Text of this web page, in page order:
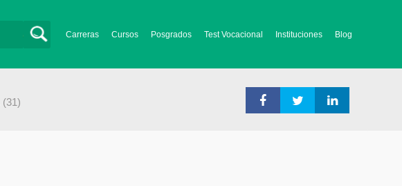
Carreras Cursos Posgrados Test Vocacional Instituciones Blog
(31)